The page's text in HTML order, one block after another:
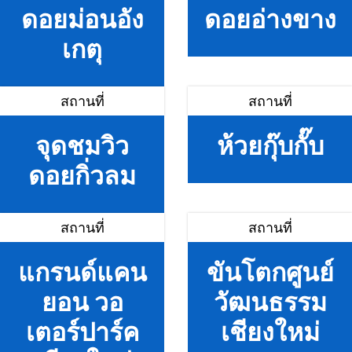
ดอยม่อนอัง
เกตุ
ดอยอ่างขาง
สถานที่
จุดชมวิว
ดอยกิ่วลม
สถานที่
ห้วยกุ๊บกั๊บ
สถานที่
แกรนด์แคน
ยอน วอ
เตอร์ปาร์ค
สถานที่
ขันโตกศูนย์
วัฒนธรรม
เชียงใหม่